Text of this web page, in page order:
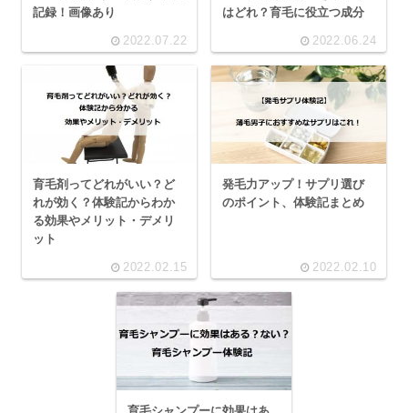
記録！画像あり
2022.07.22
はどれ？育毛に役立つ成分
2022.06.24
育毛剤ってどれがいい？ど
れが効く？体験記からわか
る効果やメリット・デメリ
ット
2022.02.15
発毛力アップ！サプリ選び
のポイント、体験記まとめ
2022.02.10